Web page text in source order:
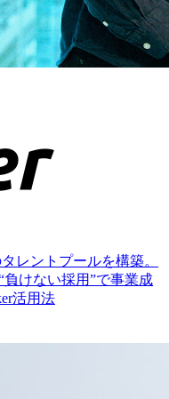
レントプールを構築。
けない採用”で事業成
活用法